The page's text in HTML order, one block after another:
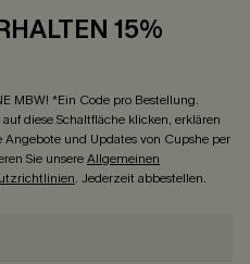
15%
MBW! *Ein Code pro Bestellung.
diese Schaltfläche klicken, erklären
und Updates von Cupshe per
Sie unsereAllgemeinen
. Jederzeit abbestellen.